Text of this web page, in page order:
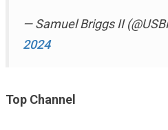
— Samuel Briggs II
2024
Top Channel